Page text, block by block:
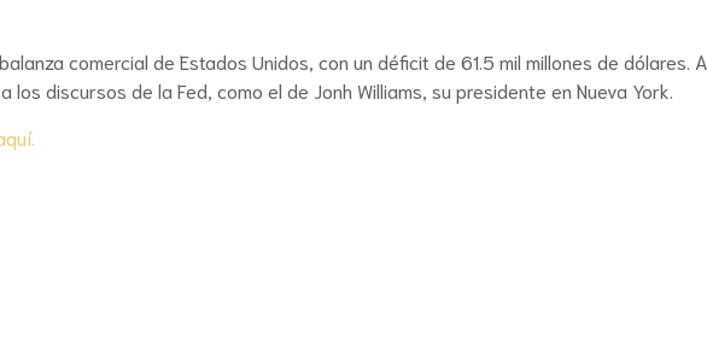
comercial de Estados Unidos, con un déficit de 61.5 mil millones de dólares. A
discursos de la Fed, como el de Jonh Williams, su presidente en Nueva York.